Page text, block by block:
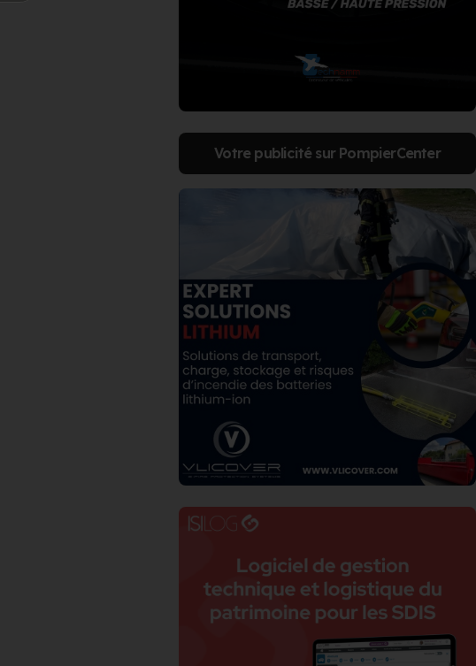
Votre publicité sur PompierCenter